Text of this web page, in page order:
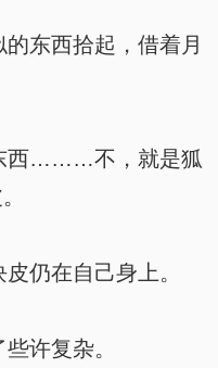
东西拾起，借着月
西………不，就是狐
仍在自己身上。
许复杂。